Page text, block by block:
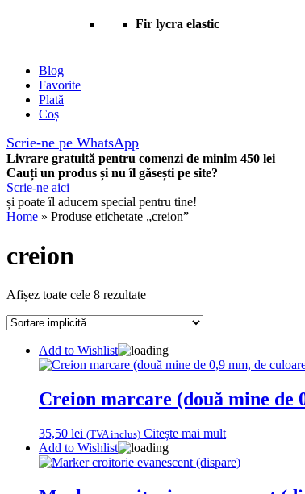
Fir lycra elastic
Blog
Favorite
Plată
Coș
Scrie-ne pe WhatsApp
Livrare gratuită pentru comenzi de minim 450 lei
Cauți un produs și nu îl găsești pe site?
Scrie-ne aici
și poate îl aducem special pentru tine!
Home » Produse etichetate „creion”
creion
Afișez toate cele 8 rezultate
Add to Wishlist
Creion marcare (două mine de
35,50 lei (TVA inclus) Citește mai mult
Add to Wishlist